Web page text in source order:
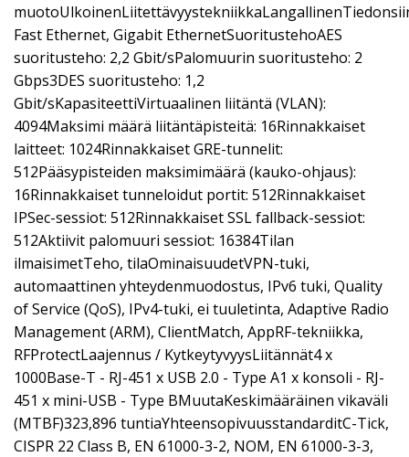
Fast Ethernet, Gigabit EthernetSuoritustehoAES
suoritusteho: 2,2 Gbit/sPalomuurin suoritusteho: 2
Gbps3DES suoritusteho: 1,2
Gbit/sKapasiteettiVirtuaalinen liitäntä (VLAN):
4094Maksimi määrä liitäntäpisteitä: 16Rinnakkaiset
laitteet: 1024Rinnakkaiset GRE-tunnelit:
512Pääsypisteiden maksimimäärä (kauko-ohjaus):
16Rinnakkaiset tunneloidut portit: 512Rinnakkaiset
IPSec-sessiot: 512Rinnakkaiset SSL fallback-sessiot:
512Aktiivit palomuuri sessiot: 16384Tilan
ilmaisimetTeho, tilaOminaisuudetVPN-tuki,
automaattinen yhteydenmuodostus, IPv6 tuki, Quality
of Service (QoS), IPv4-tuki, ei tuuletinta, Adaptive Radio
Management (ARM), ClientMatch, AppRF-tekniikka,
RFProtectLaajennus / KytkeytyvyysLiitännät4 x
1000Base-T - RJ-451 x USB 2.0 - Type A1 x konsoli - RJ-
451 x mini-USB - Type BMuutaKeskimääräinen vikaväli
(MTBF)323,896 tuntiaYhteensopivuusstandarditC-Tick,
CISPR 22 Class B, EN 61000-3-2, NOM, EN 61000-3-3,